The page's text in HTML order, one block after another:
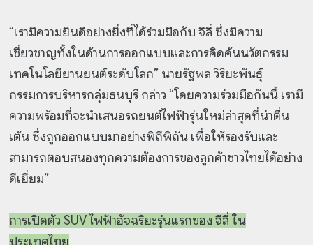
“เรามีความยินดีอย่างยิ่งที่ได้ร่วมมือกับ จีลี่ ซึ่งมีความ
เชี่ยวชาญทั้งในด้านการออกแบบและการคิดค้นนวัตกรรม
เทคโนโลยียานยนต์ระดับโลก” นายรัฐพล วิริยะพันธุ์
กรรมการบริหารกลุ่มธนบุรี กล่าว “โดยความร่วมมือกันนี้ เรามี
ความพร้อมที่จะนำเสนอรถยนต์ไฟฟ้ารุ่นใหม่ล่าสุดที่น่าตื่น
เต้น ซึ่งถูกออกแบบมาอย่างพิถีพิถัน เพื่อให้รองรับและ
สามารถตอบสนองทุกความต้องการของลูกค้าชาวไทยได้อย่าง
ดีเยี่ยม”
การเปิดตัว SUV ไฟฟ้าอัจฉริยะรุ่นแรกของ จีลี่ ใน
ประเทศไทย